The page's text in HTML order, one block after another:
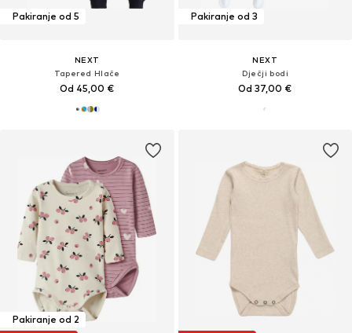
Pakiranje od 5
NEXT
Tapered Hlače
Od 45,00 €
Pakiranje od 3
NEXT
Dječji bodi
Od 37,00 €
Pakiranje od 2